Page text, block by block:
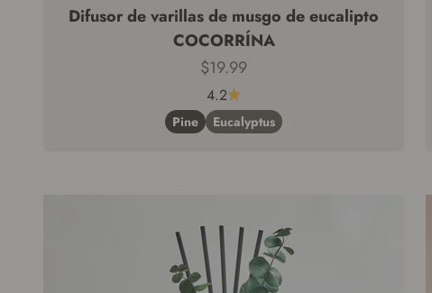
Difusor de varillas de musgo de eucalipto
COCORRÍNA
Precio de venta
$19.99
4.2
Pine Eucalyptus